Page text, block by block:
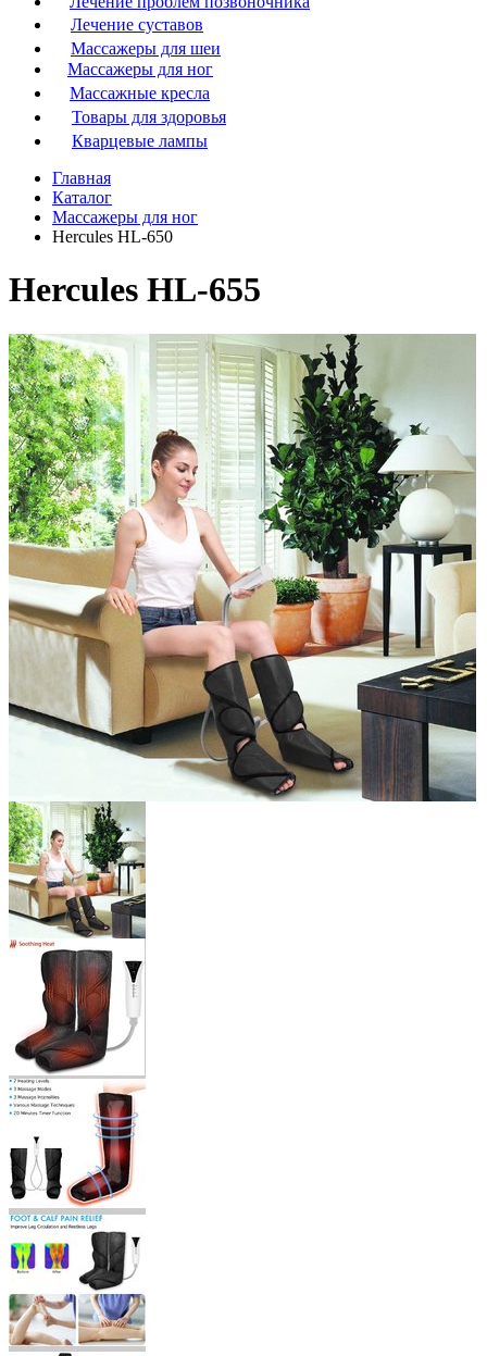
Лечение суставов
Массажеры для шеи
Массажеры для ног
Массажные кресла
Товары для здоровья
Кварцевые лампы
Главная
Каталог
Массажеры для ног
Hercules HL-650
Hercules HL-655